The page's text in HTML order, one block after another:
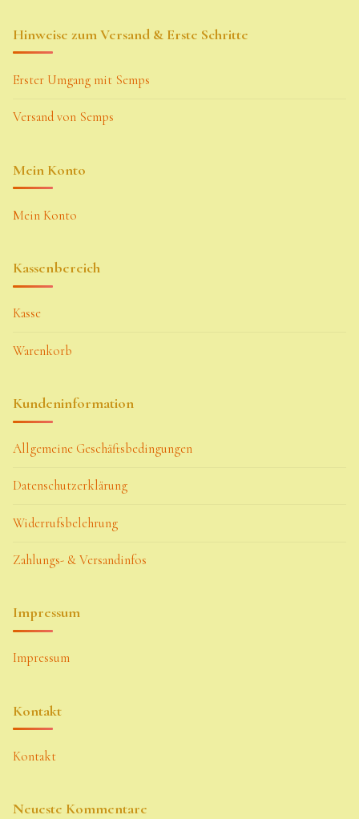
Hinweise zum Versand & Erste Schritte
Erster Umgang mit Semps
Versand von Semps
Mein Konto
Mein Konto
Kassenbereich
Kasse
Warenkorb
Kundeninformation
Allgemeine Geschäftsbedingungen
Datenschutzerklärung
Widerrufsbelehrung
Zahlungs- & Versandinfos
Impressum
Impressum
Kontakt
Kontakt
Neueste Kommentare